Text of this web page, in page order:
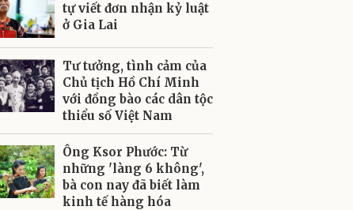
tự viết đơn nhận kỷ luật
ở Gia Lai
Tư tưởng, tình cảm của
Chủ tịch Hồ Chí Minh
với đồng bào các dân tộc
thiểu số Việt Nam
Ông Ksor Phước: Từ
những 'làng 6 không',
bà con nay đã biết làm
kinh tế hàng hóa